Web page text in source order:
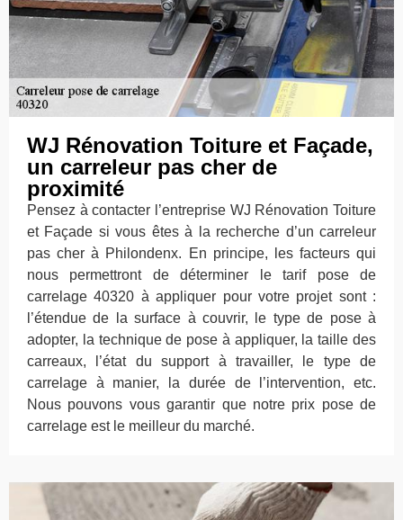
WJ Rénovation Toiture et Façade,
un carreleur pas cher de
proximité
Pensez à contacter l’entreprise WJ Rénovation Toiture
et Façade si vous êtes à la recherche d’un carreleur
pas cher à Philondenx. En principe, les facteurs qui
nous permettront de déterminer le tarif pose de
carrelage 40320 à appliquer pour votre projet sont :
l’étendue de la surface à couvrir, le type de pose à
adopter, la technique de pose à appliquer, la taille des
carreaux, l’état du support à travailler, le type de
carrelage à manier, la durée de l’intervention, etc.
Nous pouvons vous garantir que notre prix pose de
carrelage est le meilleur du marché.